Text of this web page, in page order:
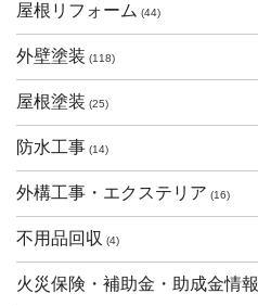
屋根リフォーム (44)
外壁塗装 (118)
屋根塗装 (25)
防水工事 (14)
外構工事・エクステリア (16)
不用品回収 (4)
火災保険・補助金・助成金情報